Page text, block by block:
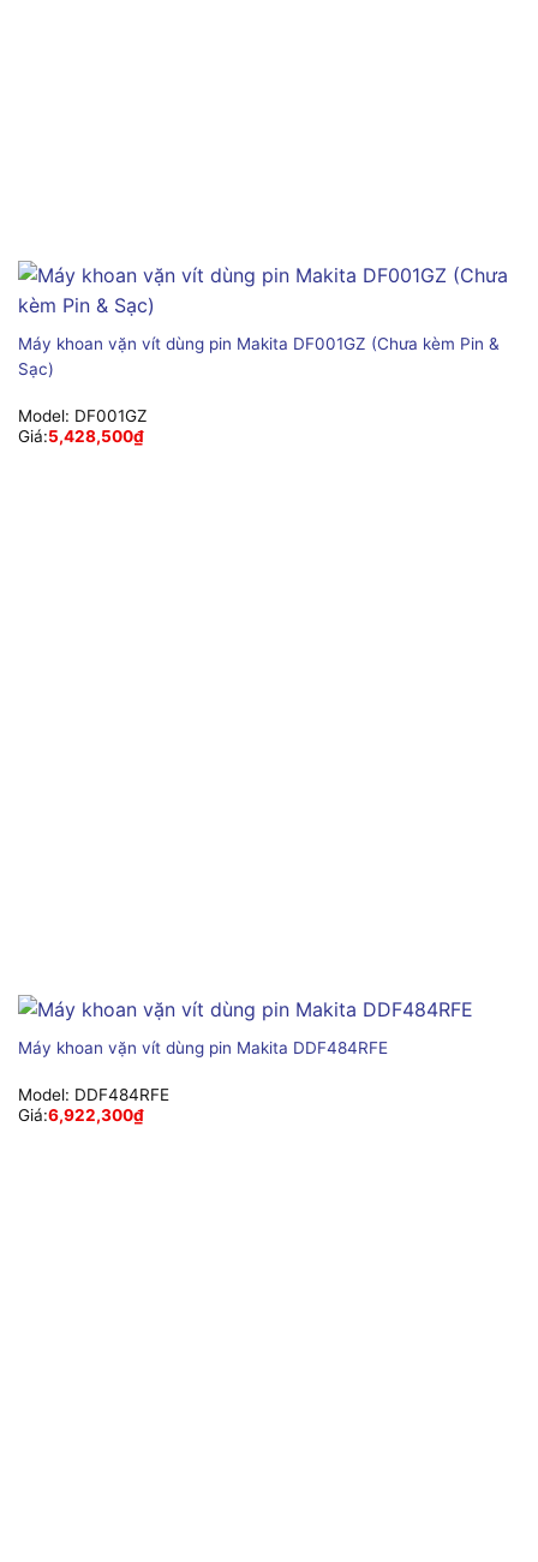
Máy khoan vặn vít dùng pin Makita DF001GZ (Chưa kèm Pin &
Sạc)
Model: DF001GZ
Giá:5,428,500₫
Máy khoan vặn vít dùng pin Makita DDF484RFE
Model: DDF484RFE
Giá:6,922,300₫